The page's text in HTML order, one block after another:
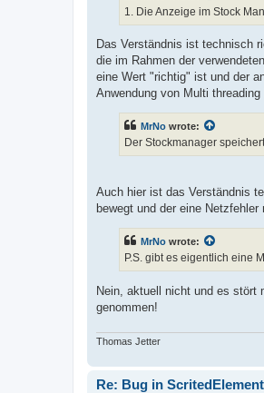
1. Die Anzeige im Stock
Das Verständnis ist technisch
die im Rahmen der
eine Wert "richtig" ist und der
Anwendung von Multi
MrNo wrote:
Der Stockmanager
Auch hier ist das Verständnis
bewegt und der eine
MrNo wrote:
P.S. gibt es eigentlich eine
Nein, aktuell nicht und es stört
genommen!
Thomas Jetter
Re: Bug in